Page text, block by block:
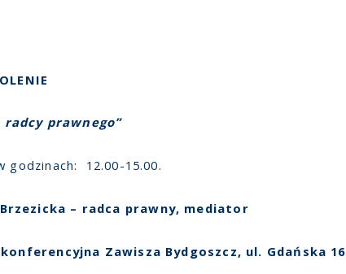
prawnego”
godzinach: 12.00-15.00.
– radca prawny, mediator
Zawisza Bydgoszcz, ul. Gdańska